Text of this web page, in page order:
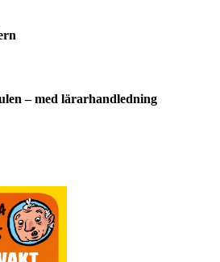
– med lärarhandledning